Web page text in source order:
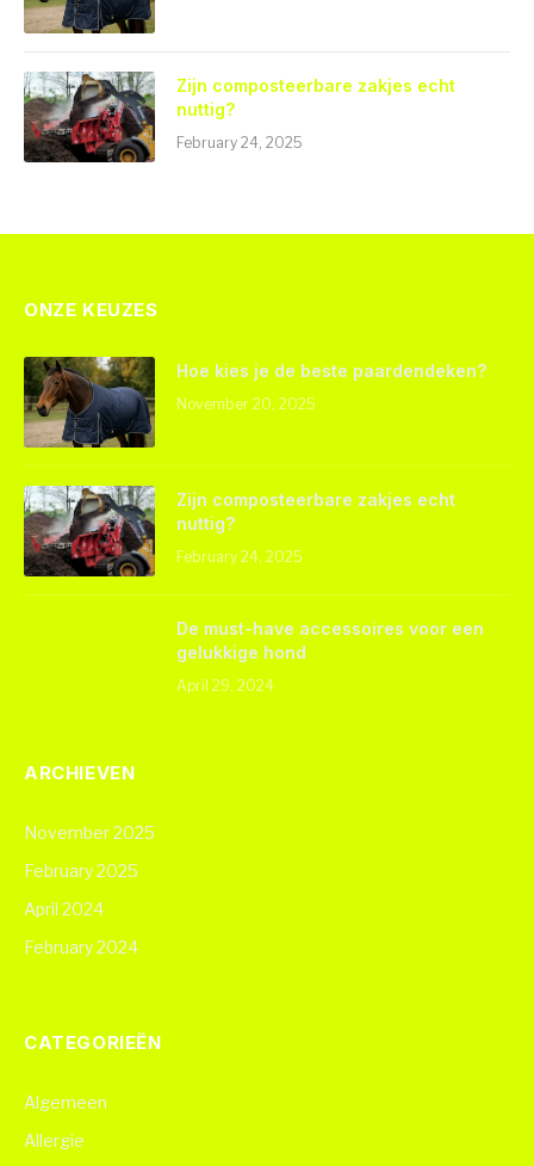
Zijn composteerbare zakjes echt
nuttig?
February 24, 2025
ONZE KEUZES
Hoe kies je de beste paardendeken?
November 20, 2025
Zijn composteerbare zakjes echt
nuttig?
February 24, 2025
De must-have accessoires voor een
gelukkige hond
April 29, 2024
ARCHIEVEN
November 2025
February 2025
April 2024
February 2024
CATEGORIEËN
Algemeen
Allergie